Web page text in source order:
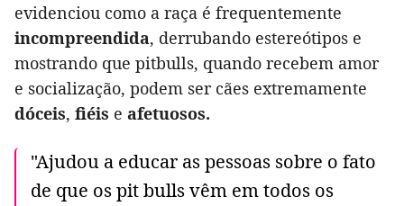
evidenciou como a raça é frequentemente
incompreendida, derrubando estereótipos e
mostrando que pitbulls, quando recebem amor
e socialização, podem ser cães extremamente
dóceis, fiéis e afetuosos.
"Ajudou a educar as pessoas sobre o fato
de que os pit bulls vêm em todos os